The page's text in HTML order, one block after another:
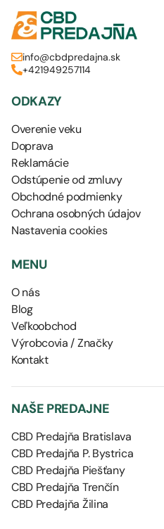
info@cbdpredajna.sk
+421949257114
ODKAZY
Overenie veku
Doprava
Reklamácie
Odstúpenie od zmluvy
Obchodné podmienky
Ochrana osobných údajov
Nastavenia cookies
MENU
O nás
Blog
Veľkoobchod
Výrobcovia / Značky
Kontakt
NAŠE PREDAJNE
CBD Predajňa Bratislava
CBD Predajňa P. Bystrica
CBD Predajňa Piešťany
CBD Predajňa Trenčín
CBD Predajňa Žilina